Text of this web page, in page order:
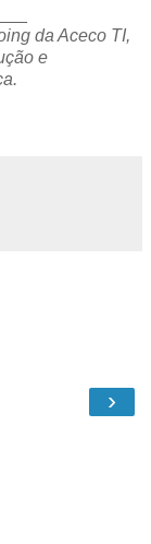
da Aceco TI,
e
›